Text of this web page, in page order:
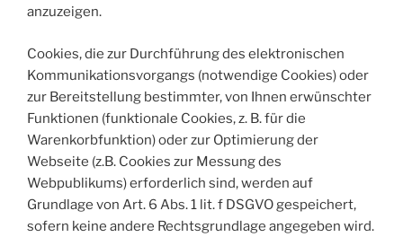
anzuzeigen.
Cookies, die zur Durchführung des elektronischen
Kommunikationsvorgangs (notwendige Cookies) oder
zur Bereitstellung bestimmter, von Ihnen erwünschter
Funktionen (funktionale Cookies, z. B. für die
Warenkorbfunktion) oder zur Optimierung der
Webseite (z.B. Cookies zur Messung des
Webpublikums) erforderlich sind, werden auf
Grundlage von Art. 6 Abs. 1 lit. f DSGVO gespeichert,
sofern keine andere Rechtsgrundlage angegeben wird.